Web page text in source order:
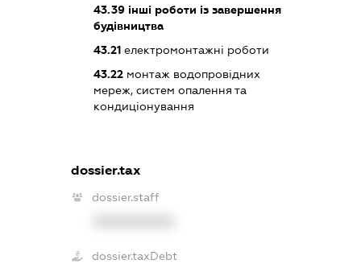
43.39 інші роботи із завершення
будівництва
43.21 електромонтажні роботи
43.22 монтаж водопровідних
мереж, систем опалення та
кондиціонування
dossier.tax
dossier.staff
dossier.taxDebt